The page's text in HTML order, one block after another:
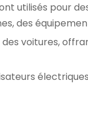
utilisés pour
des
voitures,